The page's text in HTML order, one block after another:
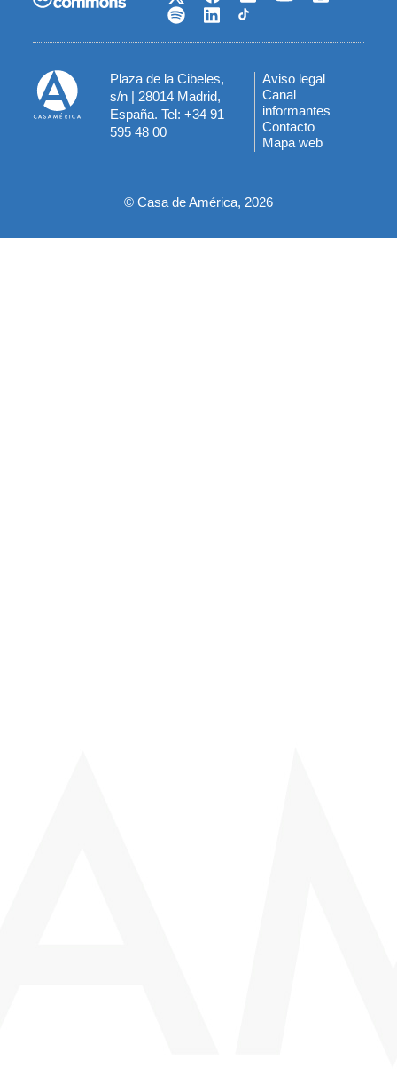
Plaza de la Cibeles,
s/n | 28014 Madrid,
España. Tel: +34 91
595 48 00
Menú
del
pie
Aviso legal
Canal
informantes
Contacto
Mapa web
© Casa de América, 2026